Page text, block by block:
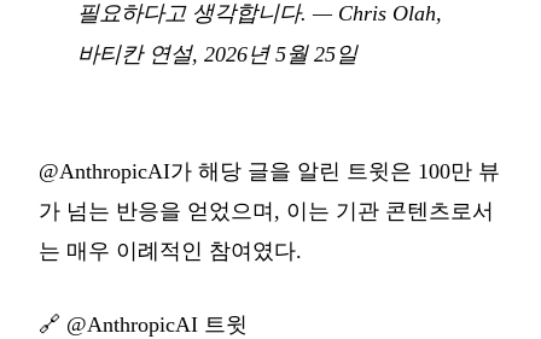
필요하다고 생각합니다. — Chris Olah,
바티칸 연설, 2026년 5월 25일
@AnthropicAI가 해당 글을 알린 트윗은 100만 뷰
가 넘는 반응을 얻었으며, 이는 기관 콘텐츠로서
는 매우 이례적인 참여였다.
🔗 @AnthropicAI 트윗